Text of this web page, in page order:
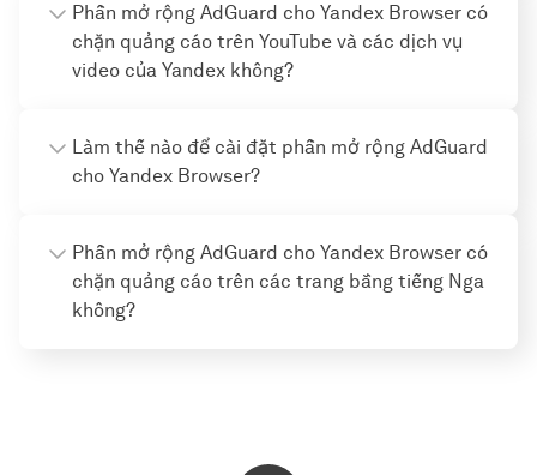
Phần mở rộng AdGuard cho Yandex Browser có
chặn quảng cáo trên YouTube và các dịch vụ
video của Yandex không?
Làm thế nào để cài đặt phần mở rộng AdGuard
cho Yandex Browser?
Phần mở rộng AdGuard cho Yandex Browser có
chặn quảng cáo trên các trang bằng tiếng Nga
không?